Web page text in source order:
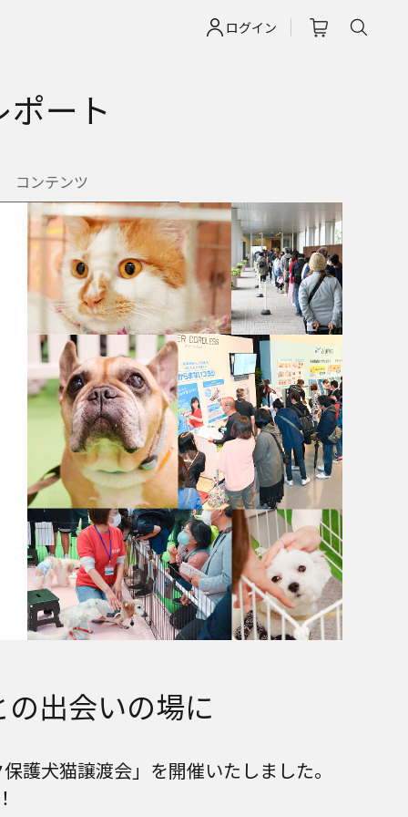
ログイン
ート
コンテンツ
出会いの場に
護犬猫譲渡会」を開催いたしました。